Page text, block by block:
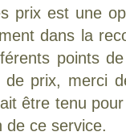
prix est une
dans la
points
de prix, merci
être tenu
de ce service.